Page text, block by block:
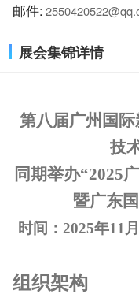
邮件:
展会集锦详情
第八届广州国
技
同期举办“2025
暨广东
时间： 2025年11 月
组织架构